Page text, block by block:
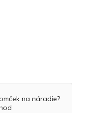
na náradie?